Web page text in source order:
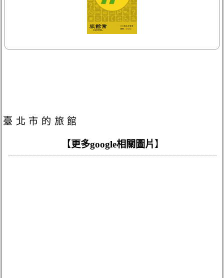
臺北市的旅館
【更多google相關圖片 】